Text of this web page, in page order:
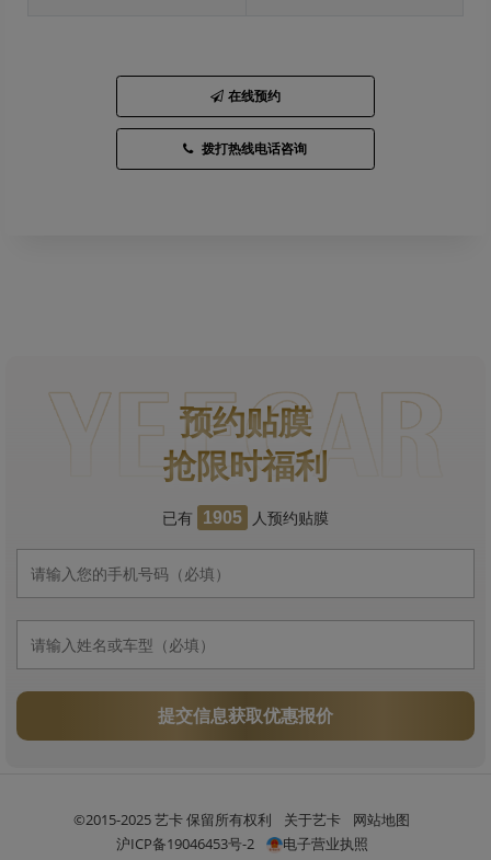
在线预约
拨打热线电话咨询
预约贴膜
抢限时福利
已有 1905 人预约贴膜
提交信息获取优惠报价
©2015-2025 艺卡 保留所有权利 关于艺卡
网站地图
沪ICP备19046453号-2
电子营业执照